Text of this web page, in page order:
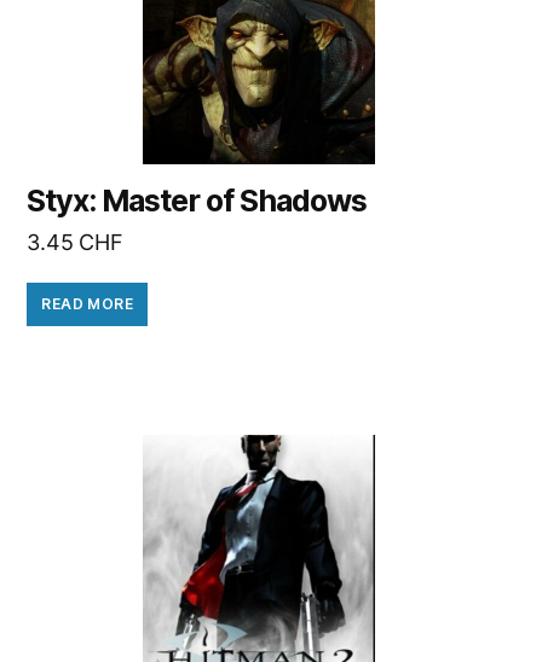
Styx: Master of Shadows
3.45 CHF
READ MORE